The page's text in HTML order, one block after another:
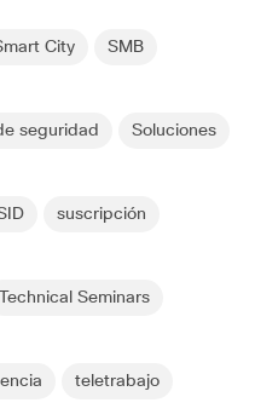
City SMB
seguridad Soluciones
suscripción
Technical Seminars
teletrabajo